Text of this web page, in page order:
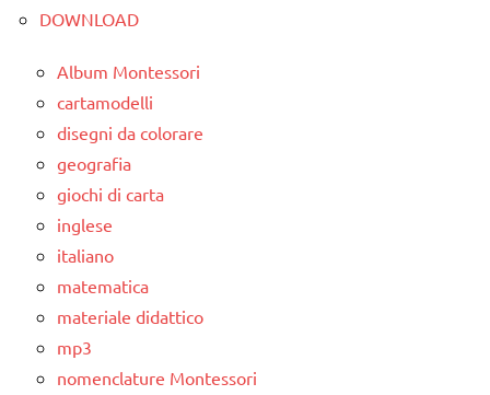
ARTICOLI
LINGUAGGIO
TUTTI GLI
PER ETA'
TUTTI GLI
ARTICOLI
DOWNLOAD
Album Montessori
cartamodelli
disegni da colorare
geografia
giochi di carta
inglese
italiano
matematica
materiale didattico
mp3
nomenclature Montessori